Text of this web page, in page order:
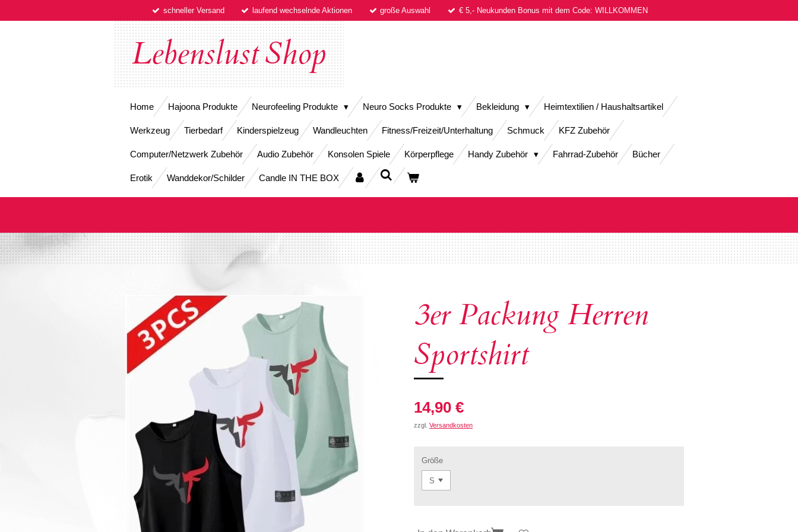
schneller Versand laufend wechselnde Aktionen große Auswahl € 5,- Neukunden Bonus mit dem Code: WILLKOMMEN
LebenslustShop
Home Hajoona Produkte Neurofeeling Produkte Neuro Socks Produkte Bekleidung Heimtextilien / Haushaltsartikel
Werkzeug Tierbedarf Kinderspielzeug Wandleuchten Fitness/Freizeit/Unterhaltung Schmuck KFZ Zubehör
Computer/Netzwerk Zubehör Audio Zubehör Konsolen Spiele Körperpflege Handy Zubehör Fahrrad-Zubehör Bücher
Erotik Wanddekor/Schilder Candle IN THE BOX
3er Packung Herren
Sportshirt
14,90 €
zzgl. Versandkosten
Größe